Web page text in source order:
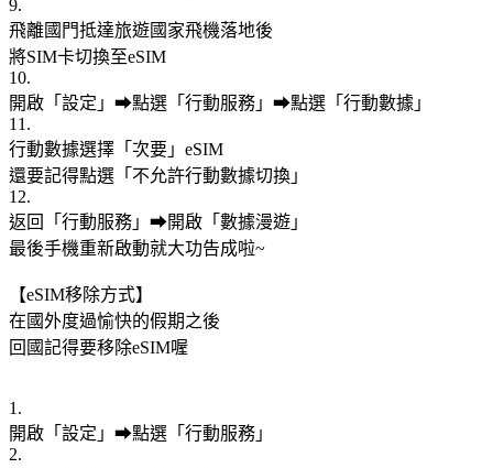
9.
飛離國門抵達旅遊國家飛機落地後
將SIM卡切換至eSIM
10.
開啟「設定」➡點選「行動服務」➡點選「行動數據」
11.
行動數據選擇「次要」eSIM
還要記得點選「不允許行動數據切換」
12.
返回「行動服務」➡開啟「數據漫遊」
最後手機重新啟動就大功告成啦~
【eSIM移除方式】
在國外度過愉快的假期之後
回國記得要移除eSIM喔
1.
開啟「設定」➡點選「行動服務」
2.